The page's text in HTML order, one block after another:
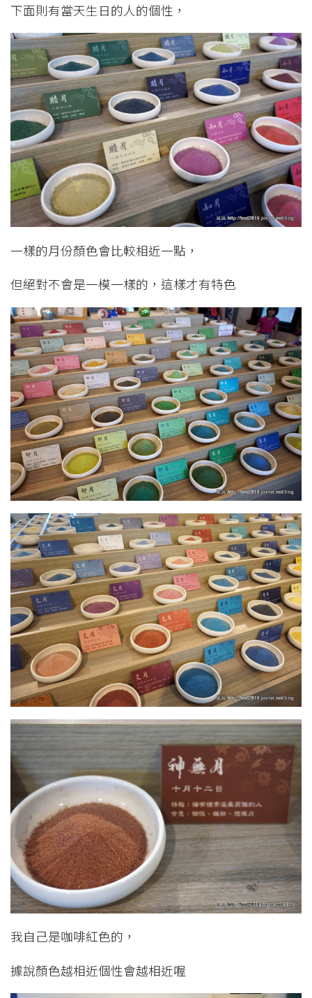
下面則有當天生日的人的個性，
一樣的月份顏色會比較相近一點，
但絕對不會是一模一樣的，這樣才有特色
我自己是咖啡紅色的，
據說顏色越相近個性會越相近喔